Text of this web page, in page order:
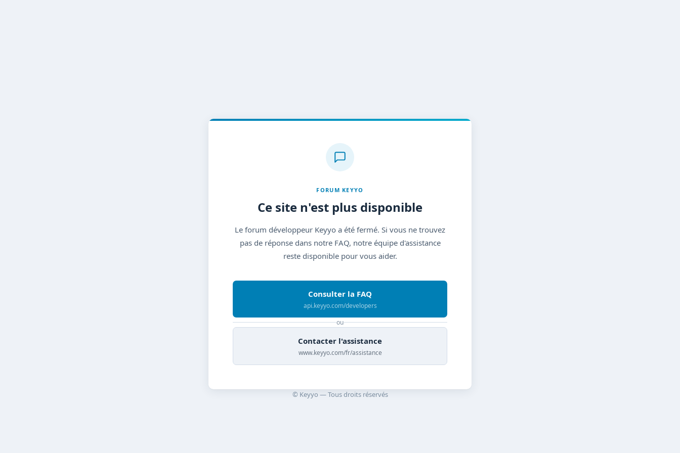
FORUM KEYYO
Ce site n'est plus disponible
Le forum développeur Keyyo a été fermé. Si vous ne trouvez
pas de réponse dans notre FAQ, notre équipe d'assistance
reste disponible pour vous aider.
Consulter la FAQ
api.keyyo.com/developers
ou
Contacter l'assistance
www.keyyo.com/fr/assistance
© Keyyo — Tous droits réservés